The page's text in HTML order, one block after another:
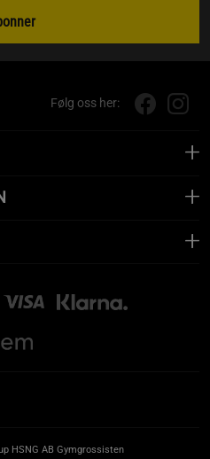
Følg oss her:
HSNG AB Gymgrossisten